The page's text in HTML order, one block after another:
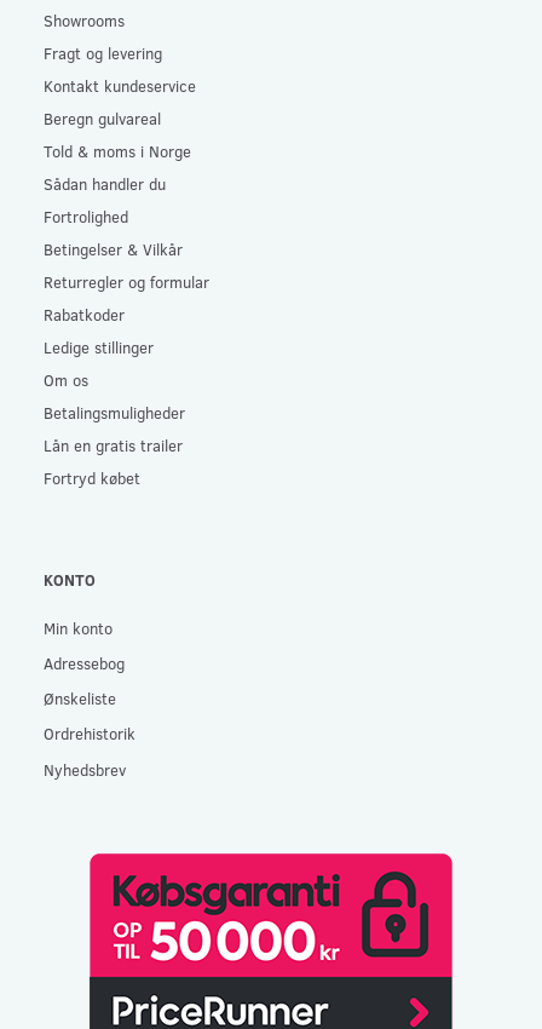
Showrooms
Fragt og levering
Kontakt kundeservice
Beregn gulvareal
Told & moms i Norge
Sådan handler du
Fortrolighed
Betingelser & Vilkår
Returregler og formular
Rabatkoder
Ledige stillinger
Om os
Betalingsmuligheder
Lån en gratis trailer
Fortryd købet
KONTO
Min konto
Adressebog
Ønskeliste
Ordrehistorik
Nyhedsbrev